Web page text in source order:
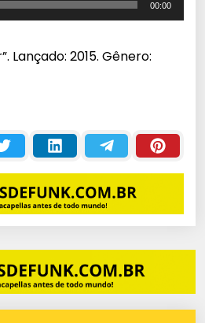
00:00
Lançado: 2015. Gênero: